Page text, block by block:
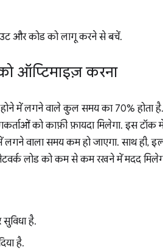
और कोड को लागू करने से बचें.
ऑप्टिमाइज़ करना
में लगने वाले कुल समय का 70% होता
को काफ़ी फ़ायदा मिलेगा. इस टॉक
वाला समय कम हो जाएगा. साथ ही,
लोड को कम से कम रखने में मदद
है.
है.